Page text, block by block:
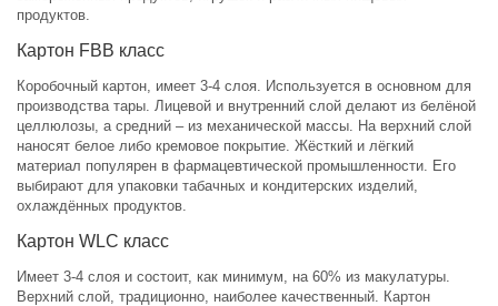
продуктов.
Картон FBB класс
Коробочный картон, имеет 3-4 слоя. Используется в основном для
производства тары. Лицевой и внутренний слой делают из белёной
целлюлозы, а средний – из механической массы. На верхний слой
наносят белое либо кремовое покрытие. Жёсткий и лёгкий
материал популярен в фармацевтической промышленности. Его
выбирают для упаковки табачных и кондитерских изделий,
охлаждённых продуктов.
Картон WLC класс
Имеет 3-4 слоя и состоит, как минимум, на 60% из макулатуры.
Верхний слой, традиционно, наиболее качественный. Картон